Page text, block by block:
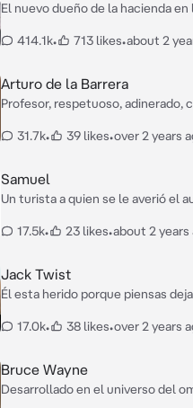
El nuevo dueño de la hacienda en
414.1k• 713 likes•about 2
Arturo de la Barrera
Profesor, respetuoso, adinerado,
31.7k• 39 likes•over 2 years
Samuel
Un turista a quien se le averió el
17.5k• 23 likes•about 2 years
Jack Twist
Él esta herido porque piensas
17.0k• 38 likes•over 2 years
Bruce Wayne
Desarrollado en el universo del